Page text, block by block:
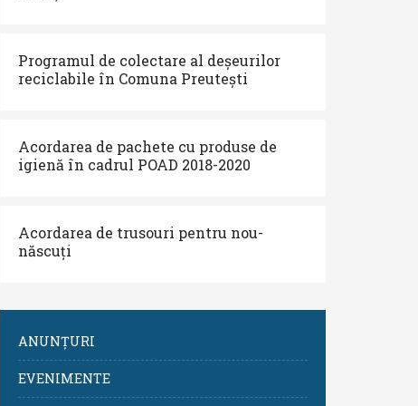
Programul de colectare al deșeurilor
reciclabile în Comuna Preutești
Acordarea de pachete cu produse de
igienă în cadrul POAD 2018-2020
Acordarea de trusouri pentru nou-
născuți
ANUNȚURI
EVENIMENTE